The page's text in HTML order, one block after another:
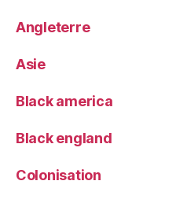
Angleterre
Asie
Black america
Black england
Colonisation